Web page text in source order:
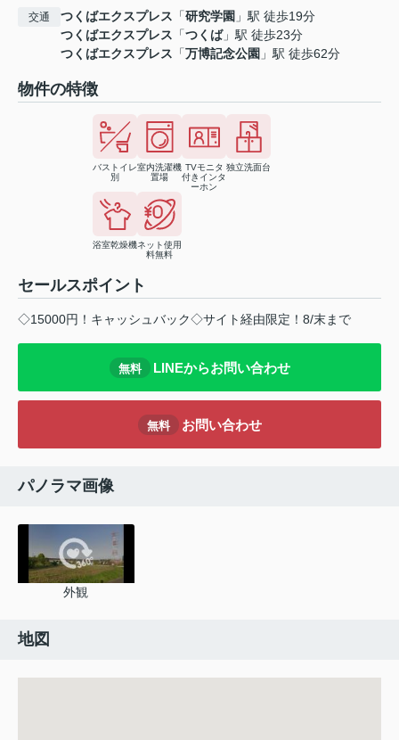
交通 つくばエクスプレス 「研究学園 」駅 徒歩19分
つくばエクスプレス 「つくば」駅 徒歩23分
つくばエクスプレス 「万博記念公園 」駅 徒歩62分
物件の特徴
バストイレ
別
室内洗濯機
置場
TVモニタ
付きインタ
ーホン
独立洗面台
浴室乾燥機ネット使用
料無料
セールスポイント
◇15000円！キャッシュバック◇サイト経由限定！8/末まで
無料 LINEからお問い合わせ
無料 お問い合わせ
パノラマ画像
外観
地図